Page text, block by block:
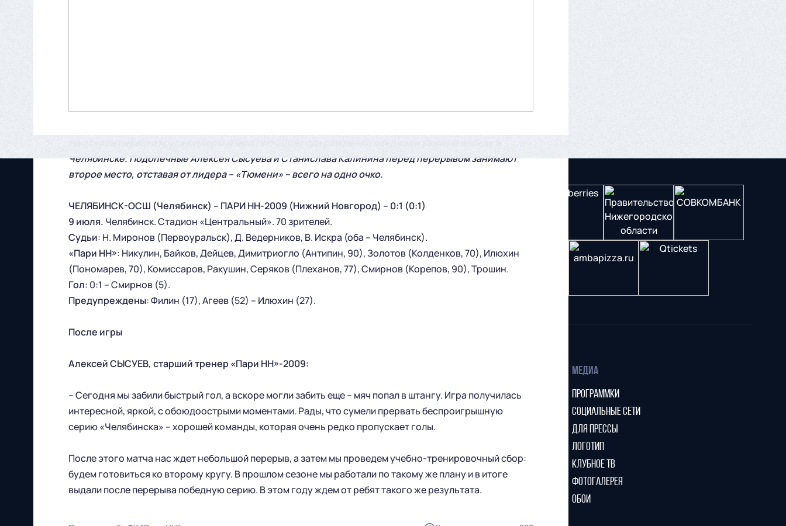
Челябинске. Подопечные Алексея Сысуева и Станислава Калинина перед перерывом занимают
второе место, отставая от лидера – «Тюмени» – всего на одно очко.
ЧЕЛЯБИНСК-ОСШ (Челябинск) – ПАРИ НН-2009 (Нижний Новгород) – 0:1 (0:1)
9 июля. Челябинск. Стадион «Центральный». 70 зрителей.
Судьи: Н. Миронов (Первоуральск), Д. Ведерников, В. Искра (оба – Челябинск).
«Пари НН»: Никулин, Байков, Дейцев, Димитриогло (Антипин, 90), Золотов (Колденков, 70), Илюхин
(Пономарев, 70), Комиссаров, Ракушин, Серяков (Плеханов, 77), Смирнов (Корепов, 90), Трошин.
Гол: 0:1 – Смирнов (5).
Предупреждены: Филин (17), Агеев (52) – Илюхин (27).
После игры
Алексей СЫСУЕВ, старший тренер «Пари НН»-2009:
– Сегодня мы забили быстрый гол, а вскоре могли забить еще – мяч попал в штангу. Игра получилась
интересной, яркой, с обоюдоострыми моментами. Рады, что сумели прервать беспроигрышную
серию «Челябинска» – хорошей команды, которая очень редко пропускает голы.
После этого матча нас ждет небольшой перерыв, а затем мы проведем учебно-тренировочный сбор:
будем готовиться ко второму кругу. В прошлом сезоне мы работали по такому же плану и в итоге
выдали после перерыва победную серию. В этом году ждем от ребят такого же результата.
"Нижний Новгород" 2026
Все права защищены
ГЛАВНАЯ
НОВОСТИ
СТАДИОН
СТАРЫЙ САЙТ
КАЛЕНДАРЬ
СТАТИСТИКА
ТАБЛИЦА
КЛУБ
РУКОВОДСТВО КЛУБА
ИСТОРИЯ
МЕДИА
ПРОГРАММКИ
СОЦИАЛЬНЫЕ СЕТИ
ДЛЯ ПРЕССЫ
ЛОГОТИП
КЛУБНОЕ ТВ
ФОТОГАЛЕРЕЯ
ОБОИ